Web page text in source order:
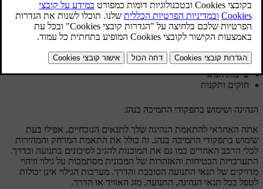
בוודאי למדת והתנסית כדי להבטיח שיש לך את הידע והיכולות הנדרשים
להיות נהג זהיר. חלק זה עוסק במספר יסודות שאתה עשוי לזהות, כגון:
הנהיגה ושימוש בתפקודי התמיכה בנהג
הכרת יכולות המכונית ומגבלותיה
הסחת דעת הנהג
עייפות הנהג
חוקים ותקנות
הנהיגה ושימוש בתפקודי התמיכה בנהג
אתה האחראי להתאמת הנהיגה שלך לתנאים הנוכחיים, אפילו בעת
שימוש בתפקודי התמיכה בנהג. זה כולל את התאמת המרחק והמהירות
לכלי הרכב האחרים כמו גם את המוכנות להגיב לסיכונים בתנועה ובדרך.
התערבויות הבטיחות והאזהרות של המכונית מסתמכות על גילוי וזיהוי
מדויקים של תנאי התנועה הסובבת והדרך. מערכות הגילוי אינן יכולות
לטפל בכל תנאי הנהיגה, התנועה, מזג האוויר או הדרך.